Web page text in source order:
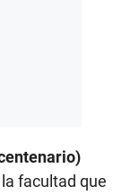
facultad que